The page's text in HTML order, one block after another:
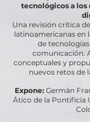
tecnológicos a
Una revisión crítica
latinoamericanas en
de
comunicación.
conceptuales y
nuevos retos de
Expone: Germán
Ático de la Pontificia